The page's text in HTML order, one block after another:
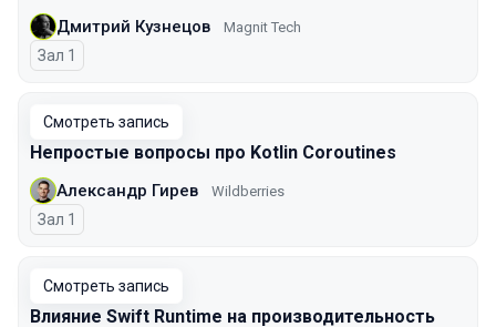
Дмитрий Кузнецов Magnit Tech
Зал 1
Смотреть запись
Непростые вопросы про Kotlin Coroutines
Александр Гирев Wildberries
Зал 1
Смотреть запись
Влияние Swift Runtime на производительность